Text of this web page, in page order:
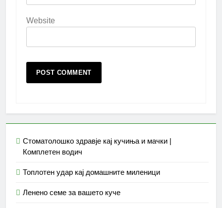
Website
Стоматолошко здравје кај кучиња и мачки |
Комплетен водич
Топлотен удар кај домашните миленици
Ленено семе за вашето куче